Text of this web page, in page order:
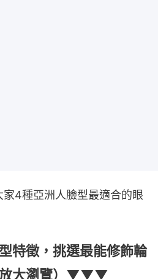
4種亞洲人臉型最適合的眼
特徵，挑選最能修飾輪
放大瀏覽）▼▼▼